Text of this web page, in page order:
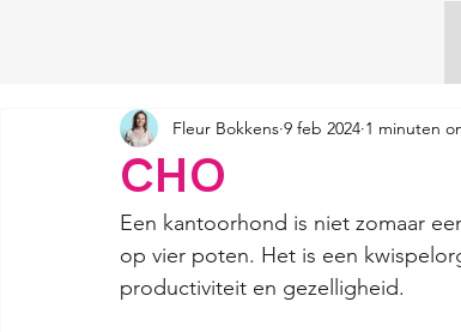
CHO
Fleur Bokkens 9 feb 2024 1 minuten
Een kantoorhond is niet zomaar
op vier poten. Het is een
productiviteit en gezelligheid.